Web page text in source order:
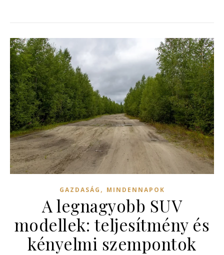
GAZDASÁG , MINDENNAPOK
A legnagyobb SUV
modellek: teljesítmény és
kényelmi szempontok